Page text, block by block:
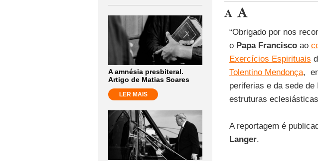
A amnésia presbiteral.
Artigo de Matias Soares
LER MAIS
“Obrigado por nos
o Papa Franciscoao
Exercícios Espirituais
Tolentino Mendonça,
periferias e da sede
estruturas
A reportagem é
Langer.